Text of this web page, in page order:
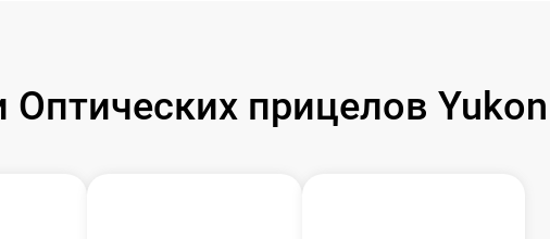
прицелов Yukon